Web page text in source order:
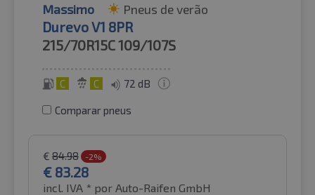
Massimo Pneus de verão
Durevo V1 8PR
215/70R15C109/107S
C C 72 dB
Comparar pneus
€ 84.98 -2%
€ 83.28
incl. IVA * por Auto-Raifen GmbH